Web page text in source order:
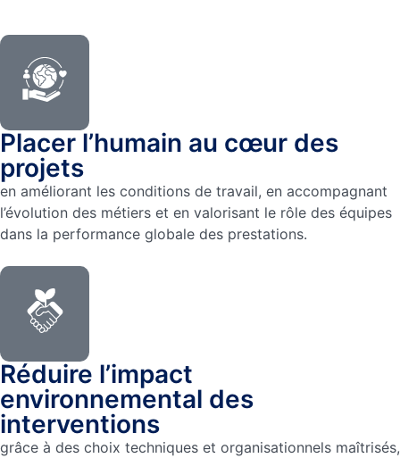
Placer l’humain au cœur des
projets
en améliorant les conditions de travail, en accompagnant
l’évolution des métiers et en valorisant le rôle des équipes
dans la performance globale des prestations.
Réduire l’impact
environnemental des
interventions
grâce à des choix techniques et organisationnels maîtrisés,